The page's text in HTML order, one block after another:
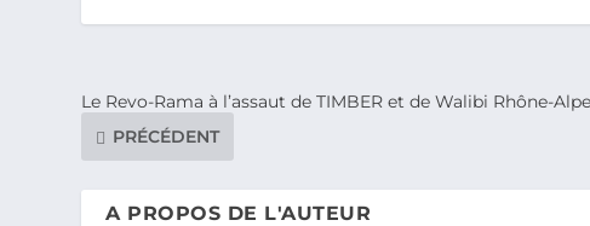
Le Revo-Rama à l’assaut de TIMBER et de Walibi Rhône-
PRÉCÉDENT
A PROPOS DE L'AUTEUR